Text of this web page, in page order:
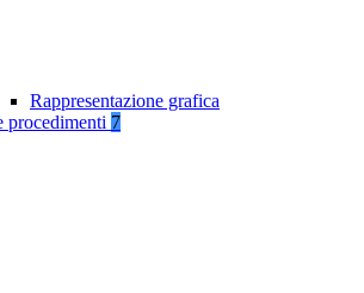
Rappresentazione grafica
procedimenti 7